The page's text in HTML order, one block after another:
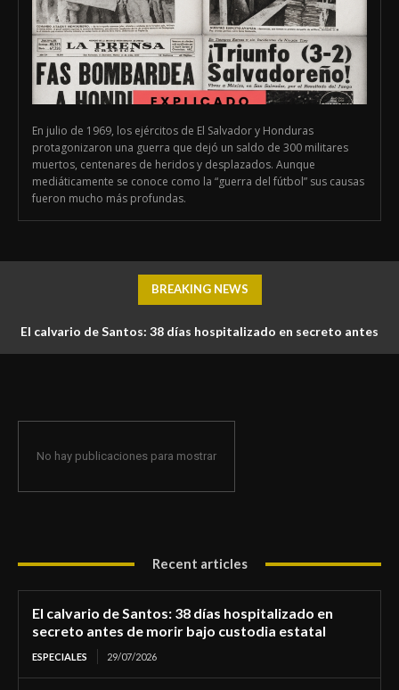
En julio de 1969, los ejércitos de El Salvador y Honduras
protagonizaron una guerra que dejó un saldo de 300 militares
muertos, centenares de heridos y desplazados. Aunque
mediáticamente se conoce como la “guerra del fútbol” sus causas
fueron mucho más profundas.
BREAKING NEWS
El calvario de Santos: 38 días hospitalizado en secreto antes
No hay publicaciones para mostrar
Recent articles
El calvario de Santos: 38 días hospitalizado en
secreto antes de morir bajo custodia estatal
ESPECIALES 29/07/2026